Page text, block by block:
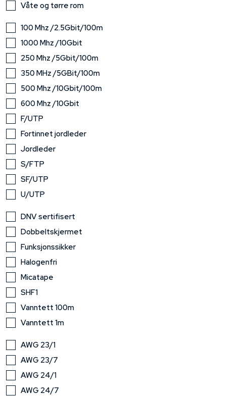
Våte og tørre rom
100 Mhz /2.5Gbit/100m
1000 Mhz /10Gbit
250 Mhz /5Gbit/100m
350 MHz /5GBit/100m
500 Mhz /10Gbit/100m
600 Mhz /10Gbit
F/UTP
Fortinnet jordleder
Jordleder
S/FTP
SF/UTP
U/UTP
DNV sertifisert
Dobbeltskjermet
Funksjonssikker
Halogenfri
Micatape
SHF1
Vanntett 100m
Vanntett 1m
AWG 23/1
AWG 23/7
AWG 24/1
AWG 24/7